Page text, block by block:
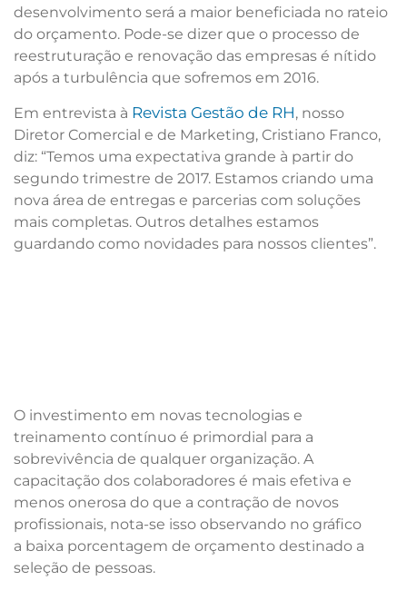
desenvolvimento será a maior beneficiada no rateio
do orçamento. Pode-se dizer que o processo de
reestruturação e renovação das empresas é nítido
após a turbulência que sofremos em 2016.
Em entrevista à Revista Gestão de RH, nosso
Diretor Comercial e de Marketing, Cristiano Franco,
diz: “Temos uma expectativa grande à partir do
segundo trimestre de 2017. Estamos criando uma
nova área de entregas e parcerias com soluções
mais completas. Outros detalhes estamos
guardando como novidades para nossos clientes”.
O investimento em novas tecnologias e
treinamento contínuo é primordial para a
sobrevivência de qualquer organização. A
capacitação dos colaboradores é mais efetiva e
menos onerosa do que a contração de novos
profissionais, nota-se isso observando no gráfico
a baixa porcentagem de orçamento destinado a
seleção de pessoas.